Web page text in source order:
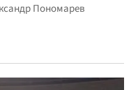
Пономарев